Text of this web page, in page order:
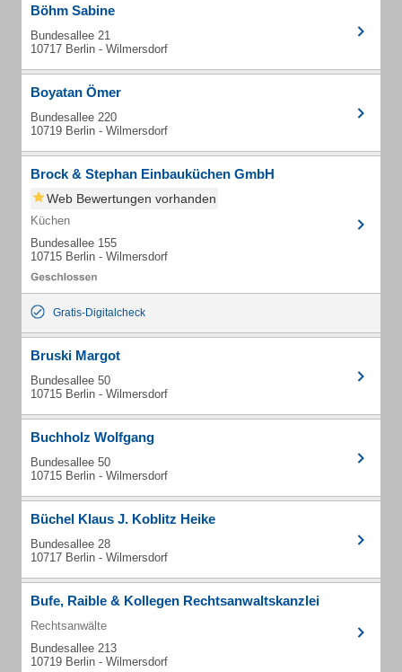
Böhm Sabine
Bundesallee 21
10717 Berlin - Wilmersdorf
Boyatan Ömer
Bundesallee 220
10719 Berlin - Wilmersdorf
Brock & Stephan Einbauküchen GmbH
Web Bewertungen vorhanden
Küchen
Bundesallee 155
10715 Berlin - Wilmersdorf
Gratis-Digitalcheck
Bruski Margot
Bundesallee 50
10715 Berlin - Wilmersdorf
Buchholz Wolfgang
Bundesallee 50
10715 Berlin - Wilmersdorf
Büchel Klaus J. Koblitz Heike
Bundesallee 28
10717 Berlin - Wilmersdorf
Bufe, Raible & Kollegen Rechtsanwaltskanzlei
Rechtsanwälte
Bundesallee 213
10719 Berlin - Wilmersdorf